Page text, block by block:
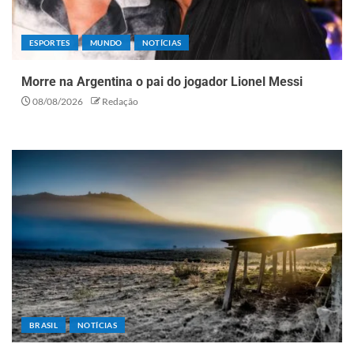
ESPORTES MUNDO NOTÍCIAS
Morre na Argentina o pai do jogador Lionel Messi
08/08/2026 Redação
BRASIL NOTÍCIAS